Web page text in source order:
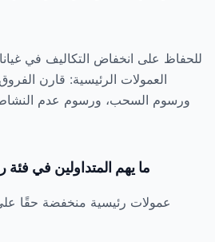
للحفاظ على انخفاض التكاليف في
العمولات الرئيسية: قارن
ورسوم السحب، ورسوم عدم
ما يهم المتداولين في
عمولات رئيسية منخفضة حقًا على